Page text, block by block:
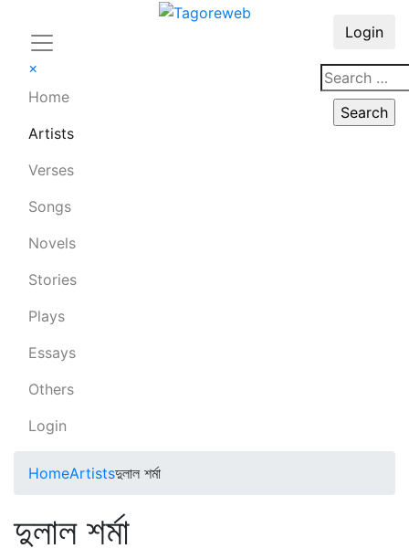
×
Home
Artists
Verses
Songs
Novels
Stories
Plays
Essays
Others
Login
Login
HomeArtistsদুলাল শর্মা
দুলাল শর্মা